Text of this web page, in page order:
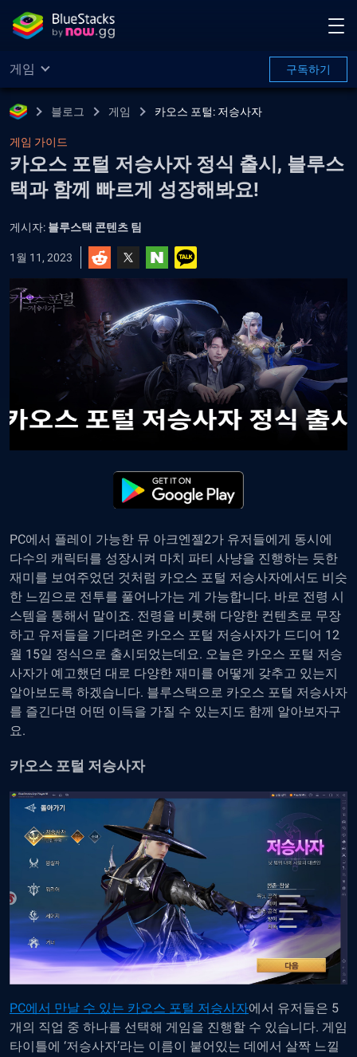
게임 구독하기
블로그 게임 카오스 포털: 저승사자
게임 가이드
카오스 포털 저승사자 정식 출시, 블루스
택과 함께 빠르게 성장해봐요!
게시자: 블루스택 콘텐츠 팀
1월 11, 2023
PC에서 플레이 가능한 뮤 아크엔젤2가 유저들에게 동시에
다수의 캐릭터를 성장시켜 마치 파티 사냥을 진행하는 듯한
재미를 보여주었던 것처럼 카오스 포털 저승사자에서도 비슷
한 느낌으로 전투를 풀어나가는 게 가능합니다. 바로 전령 시
스템을 통해서 말이죠. 전령을 비롯해 다양한 컨텐츠로 무장
하고 유저들을 기다려온 카오스 포털 저승사자가 드디어 12
월 15일 정식으로 출시되었는데요. 오늘은 카오스 포털 저승
사자가 예고했던 대로 다양한 재미를 어떻게 갖추고 있는지
알아보도록 하겠습니다. 블루스택으로 카오스 포털 저승사자
를 즐긴다면 어떤 이득을 가질 수 있는지도 함께 알아보자구
요.
카오스 포털 저승사자
PC에서 만날 수 있는 카오스 포털 저승사자에서 유저들은 5
개의 직업 중 하나를 선택해 게임을 진행할 수 있습니다. 게임
타이틀에 ‘저승사자’라는 이름이 붙어있는 데에서 살짝 느낄